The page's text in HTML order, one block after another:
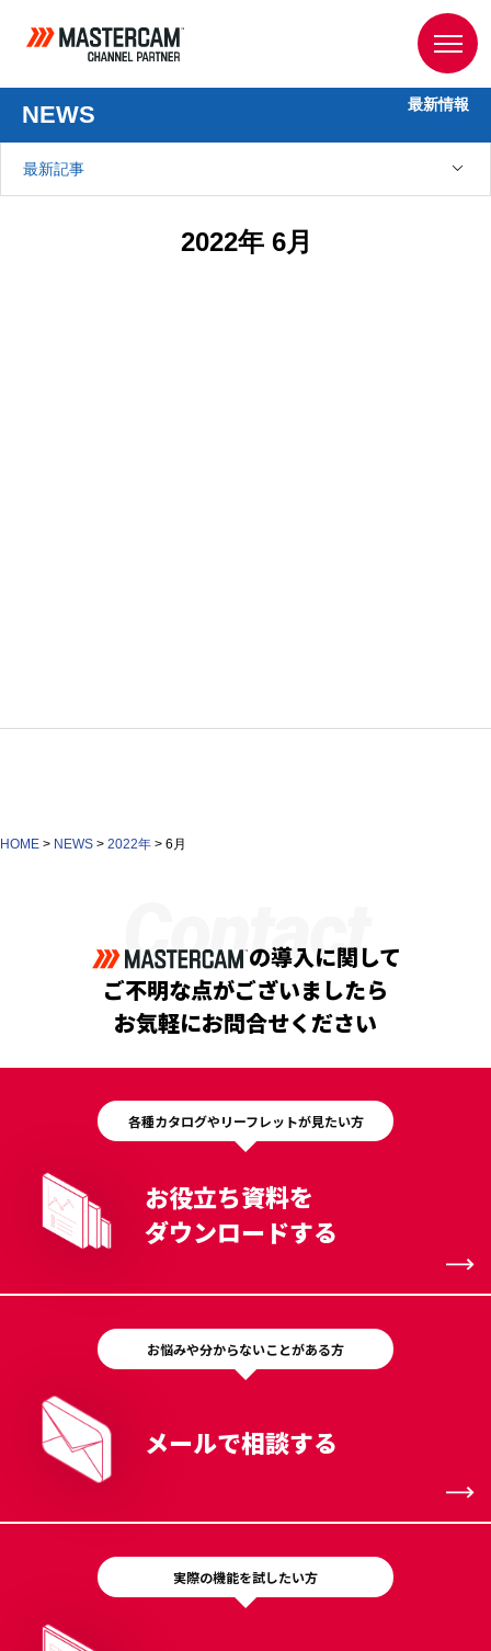
NEWS 最新情報
最新記事
2022年 6月
HOME > NEWS > 2022年 > 6月
Contact
の導入に関して
ご不明な点がございましたら
お気軽にお問合せください
各種カタログやリーフレットが見たい方
お役立ち資料を
ダウンロードする
お悩みや分からないことがある方
メールで相談する
実際の機能を試したい方